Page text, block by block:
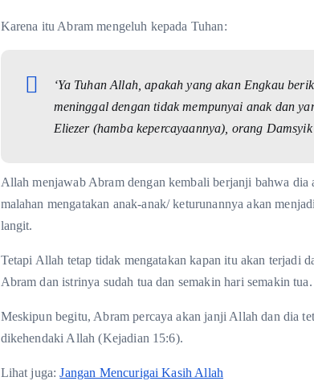
Karena itu Abram mengeluh kepada Tuhan:
‘Ya Tuhan Allah, apakah yang akan Engkau
meninggal dengan tidak mempunyai anak dan
Eliezer (hamba kepercayaannya), orang
Allah menjawab Abram dengan kembali berjanji bahwa dia
malahan mengatakan anak-anak/ keturunannya akan
langit.
Tetapi Allah tetap tidak mengatakan kapan itu akan terjadi
Abram dan istrinya sudah tua dan semakin hari semakin tua.
Meskipun begitu, Abram percaya akan janji Allah dan dia
dikehendaki Allah (Kejadian 15:6).
Lihat juga:Jangan Mencurigai Kasih Allah